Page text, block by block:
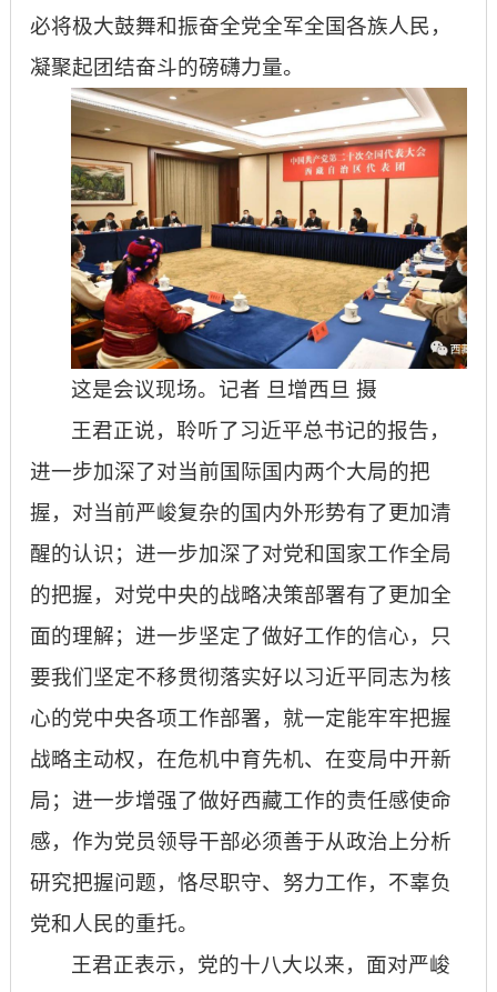
必将极大鼓舞和振奋全党全军全国各族人民，
凝聚起团结奋斗的磅礴力量。
这是会议现场。记者 旦增西旦 摄
王君正说，聆听了习近平总书记的报告，
进一步加深了对当前国际国内两个大局的把
握，对当前严峻复杂的国内外形势有了更加清
醒的认识；进一步加深了对党和国家工作全局
的把握，对党中央的战略决策部署有了更加全
面的理解；进一步坚定了做好工作的信心，只
要我们坚定不移贯彻落实好以习近平同志为核
心的党中央各项工作部署，就一定能牢牢把握
战略主动权，在危机中育先机、在变局中开新
局；进一步增强了做好西藏工作的责任感使命
感，作为党员领导干部必须善于从政治上分析
研究把握问题，恪尽职守、努力工作，不辜负
党和人民的重托。
王君正表示，党的十八大以来，面对严峻